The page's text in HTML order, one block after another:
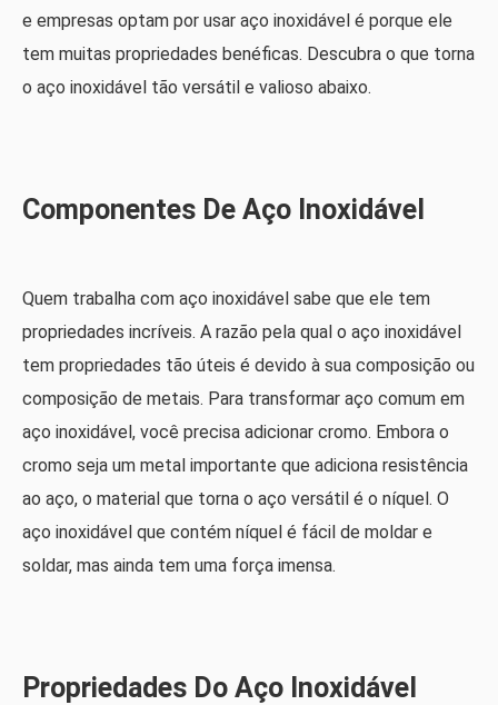
e empresas optam por usar aço inoxidável é porque ele
tem muitas propriedades benéficas. Descubra o que torna
o aço inoxidável tão versátil e valioso abaixo.
Componentes De Aço Inoxidável
Quem trabalha com aço inoxidável sabe que ele tem
propriedades incríveis. A razão pela qual o aço inoxidável
tem propriedades tão úteis é devido à sua composição ou
composição de metais. Para transformar aço comum em
aço inoxidável, você precisa adicionar cromo. Embora o
cromo seja um metal importante que adiciona resistência
ao aço, o material que torna o aço versátil é o níquel. O
aço inoxidável que contém níquel é fácil de moldar e
soldar, mas ainda tem uma força imensa.
Propriedades Do Aço Inoxidável